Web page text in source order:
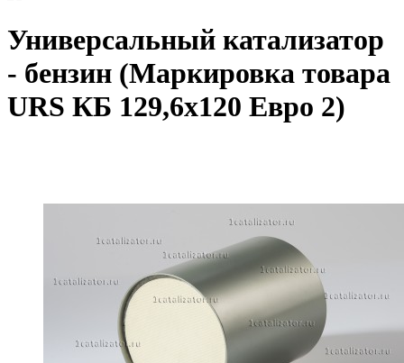
Универсальный катализатор
- бензин (Маркировка товара
URS КБ 129,6х120 Евро 2)